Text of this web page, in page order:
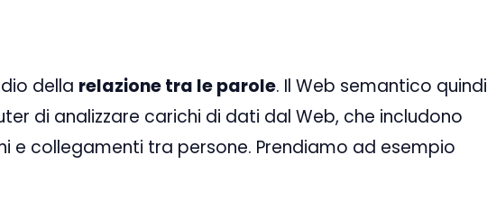
della relazione tra le parole. Il Web semantico quindi
di analizzare carichi di dati dal Web, che includono
e collegamenti tra persone. Prendiamo ad esempio